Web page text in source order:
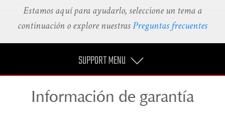
Estamos aquí para ayudarlo, seleccione un tema a
continuación o explore nuestrasPreguntas frecuentes
SUPPORT MENU
Información de garantía